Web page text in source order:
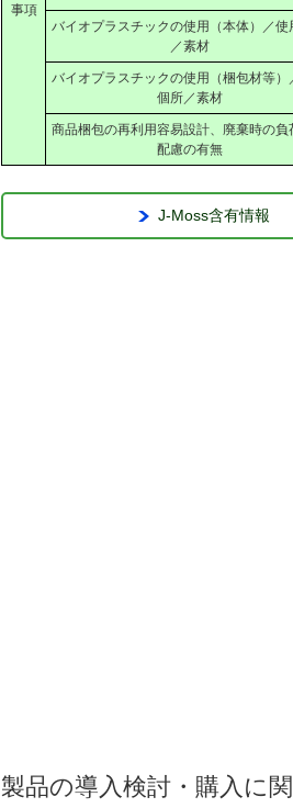
事項
バイオプラスチックの使用（本体）／使
／素材
バイオプラスチックの使用（梱包材等）
個所／素材
商品梱包の再利用容易設計、廃棄時の負
配慮の有無
J-Moss含有情報
製品の導入検討・購入に